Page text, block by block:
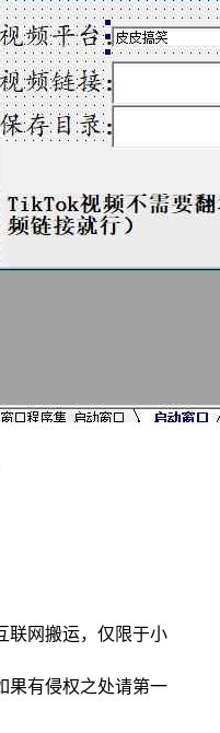
联网搬运，仅限于小
果有侵权之处请第一